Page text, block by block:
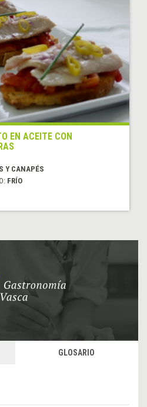
EN ACEITE CON
Y CANAPÉS
FRÍO
GLOSARIO